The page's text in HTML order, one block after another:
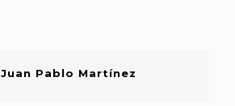
Juan Pablo Martínez